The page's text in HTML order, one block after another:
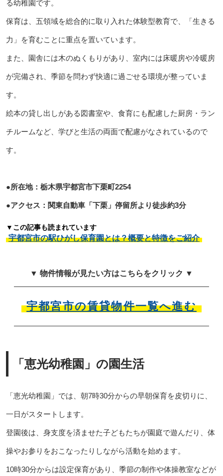
る幼稚園です。
保育は、五領域を総合的に取り入れた体験型教育で、「生きる
力」を育むことに重点を置いています。
また、園舎には木のぬくもりがあり、室内には床暖房や冷暖房
が完備され、季節を問わず快適に過ごせる環境が整っていま
す。
絵本の貸し出しがある図書室や、食育にも配慮した厨房・ラン
チルームなど、学びと生活の両面で配慮がなされているので
す。
●所在地：栃木県宇都宮市下栗町2254
●アクセス：関東自動車「下栗」停留所より徒歩約3分
▼この記事も読まれています
宇都宮市の駅ひがし保育園とは？概要と特徴をご紹介
▼ 物件情報が見たい方はこちらをクリック ▼
宇都宮市の賃貸物件一覧へ進む
「恵光幼稚園」の園生活
「恵光幼稚園」では、朝7時30分からの早朝保育を皮切りに、
一日がスタートします。
登園後は、身支度を済ませた子どもたちが園庭で遊んだり、体
操やお参りをおこなったりしながら活動を始めます。
10時30分からは設定保育があり、季節の制作や体操教室などが